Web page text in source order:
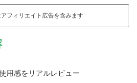
フィリエイト広告を含みます
用感をリアルレビュー